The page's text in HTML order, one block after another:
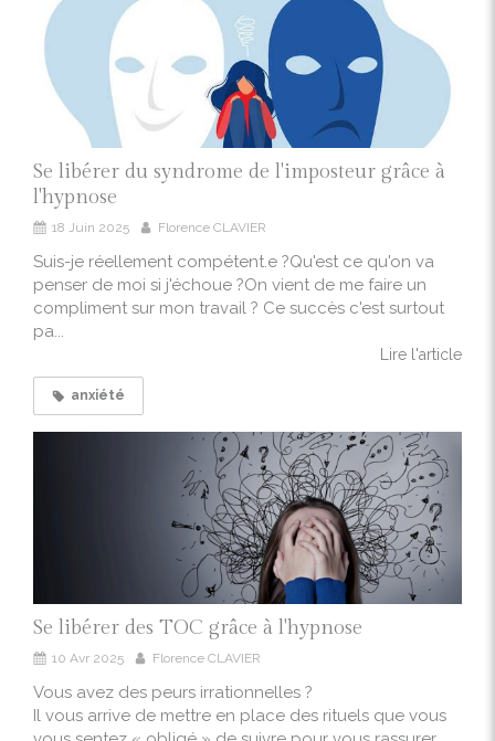
Se libérer du syndrome de l'imposteur grâce à
l'hypnose
18 Juin 2025 Florence CLAVIER
Suis-je réellement compétent.e ?Qu'est ce qu'on va
penser de moi si j'échoue ?On vient de me faire un
compliment sur mon travail ? Ce succès c'est surtout
pa...
Lire l'article
anxiété
Se libérer des TOC grâce à l'hypnose
10 Avr 2025 Florence CLAVIER
Vous avez des peurs irrationnelles ?
Il vous arrive de mettre en place des rituels que vous